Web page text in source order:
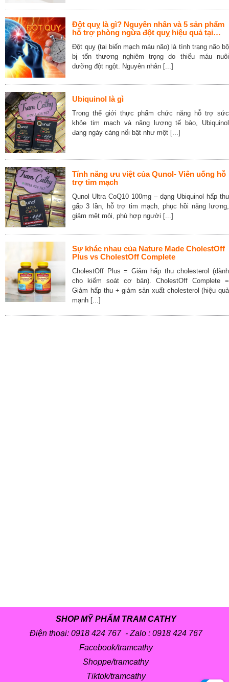
Đột quỵ là gì? Nguyên nhân và 5 sản phẩm
hỗ trợ phòng ngừa đột quỵ hiệu quả tại
Đột quỵ (tai biến mạch máu não) là tình trạng não bộ
bị tổn thương nghiêm trọng do thiếu máu nuôi
dưỡng đột ngột. Nguyên nhân [...]
Ubiquinol là gì
Trong thế giới thực phẩm chức năng hỗ trợ sức
khỏe tim mạch và năng lượng tế bào, Ubiquinol
đang ngày càng nổi bật như một [...]
Tính năng ưu việt của Qunol- Viên uống hỗ
trợ tim mạch
Qunol Ultra CoQ10 100mg – dạng Ubiquinol hấp thu
gấp 3 lần, hỗ trợ tim mạch, phục hồi năng lượng,
giảm mệt mỏi, phù hợp người [...]
Sự khác nhau của Nature Made CholestOff
Plus vs CholestOff Complete
CholestOff Plus = Giảm hấp thu cholesterol (dành
cho kiểm soát cơ bản). CholestOff Complete =
Giảm hấp thu + giảm sản xuất cholesterol (hiệu quả
mạnh [...]
SHOP MỸ PHẨM TRAM CATHY
Điện thoại: 0918 424 767 - Zalo : 0918 424 767
Facebook/tramcathy
Shoppe/tramcathy
Tiktok/tramcathy